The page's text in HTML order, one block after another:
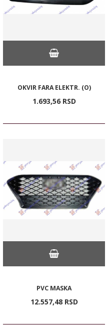
OKVIR FARA ELEKTR. (O)
1.693,56 RSD
PVC MASKA
12.557,48 RSD